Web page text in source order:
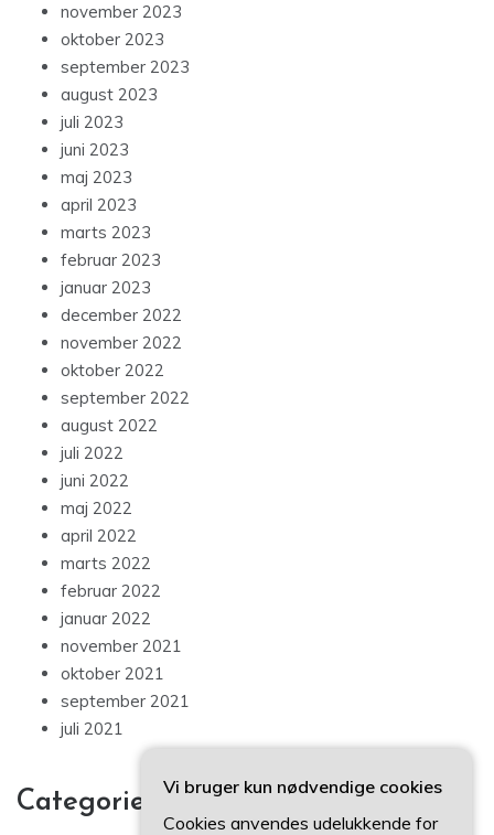
november 2023
oktober 2023
september 2023
august 2023
juli 2023
juni 2023
maj 2023
april 2023
marts 2023
februar 2023
januar 2023
december 2022
november 2022
oktober 2022
september 2022
august 2022
juli 2022
juni 2022
maj 2022
april 2022
marts 2022
februar 2022
januar 2022
november 2021
oktober 2021
september 2021
juli 2021
Categories
Vi bruger kun nødvendige cookies
Cookies anvendes udelukkende for